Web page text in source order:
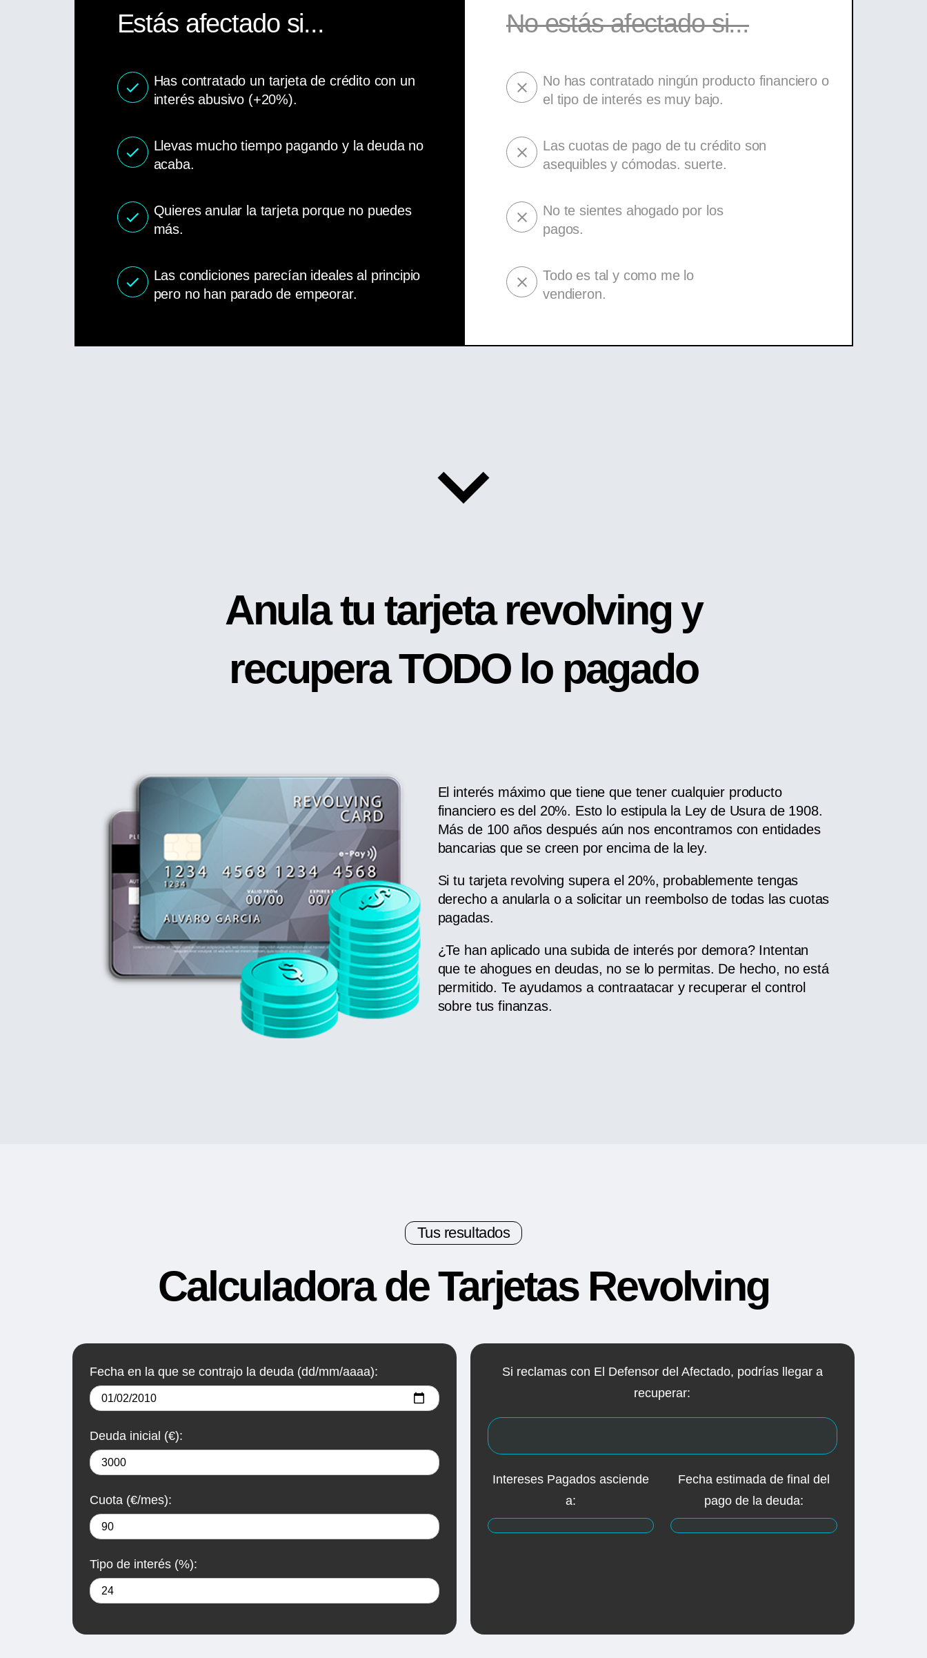
Estás afectado si...
Has contratado un tarjeta de crédito con un
interés abusivo (+20%).
Llevas mucho tiempo pagando y la deuda no
acaba.
Quieres anular la tarjeta porque no puedes
más.
Las condiciones parecían ideales al principio
pero no han parado de empeorar.
No estás afectado si...
No has contratado ningún producto financiero o
el tipo de interés es muy bajo.
Las cuotas de pago de tu crédito son
asequibles y cómodas. suerte.
No te sientes ahogado por los
pagos.
Todo es tal y como me lo
vendieron.
Anula tu tarjeta revolving y
recupera TODO lo pagado
El interés máximo que tiene que tener cualquier producto
financiero es del 20%. Esto lo estipula la Ley de Usura de 1908.
Más de 100 años después aún nos encontramos con entidades
bancarias que se creen por encima de la ley.
Si tu tarjeta revolving supera el 20%, probablemente tengas
derecho a anularla o a solicitar un reembolso de todas las cuotas
pagadas.
¿Te han aplicado una subida de interés por demora? Intentan
que te ahogues en deudas, no se lo permitas. De hecho, no está
permitido. Te ayudamos a contraatacar y recuperar el control
sobre tus finanzas.
Tus resultados
Calculadora de Tarjetas Revolving
Fecha en la que se contrajo la deuda (dd/mm/aaaa):
Deuda inicial (€):
Cuota (€/mes):
Tipo de interés (%):
Si reclamas con El Defensor del Afectado, podrías llegar a
recuperar:
Intereses Pagados asciende
a:
Fecha estimada de final del
pago de la deuda: